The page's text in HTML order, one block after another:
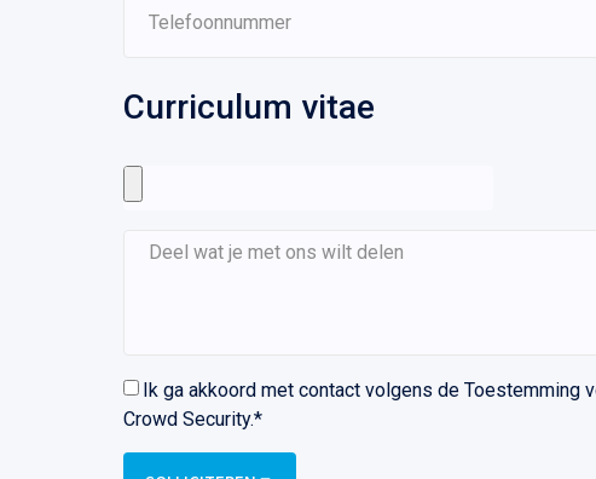
Curriculum vitae
Ik ga akkoord met contact volgens de
Crowd Security.*